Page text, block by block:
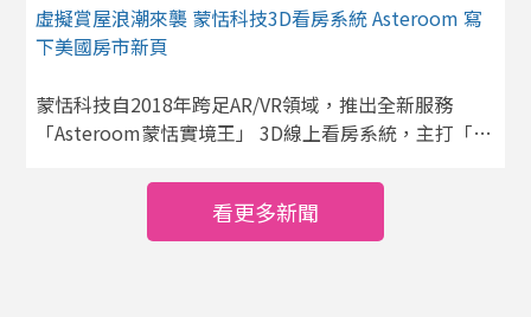
屋。現在更成功運用 A.I. 科技拓展至美國鑑價產業，正
式成為房地美認證的遠距鑑價服務商。美國房地產業者
和核貸金融機構為了加速房屋貸款的審核，美國聯邦住
房金融局 Federal Housing Finance Agency 在2022年
3月通過並允許【混合型鑑價 Hybrid Appraisal】，不
再侷限於傳統的現場鑑價方式，讓房地美 Freddie Mac
和房利美 Fannie Mae 和放貸業者可以選擇運用遠距科
技、鑑價師不須到場的方式進行房屋鑑價來加速鑑價和
虛擬賞屋浪潮來襲 蒙恬科技3D看房系統 Asteroom 寫
下美國房市新頁
蒙恬科技自2018年跨足AR/VR領域，推出全新服務
「Asteroom蒙恬實境王」 3D線上看房系統，主打「15
Pano…. 新冠疫情影響 線上賞屋需求激升 Asteroom廣
受好評 早在新冠肺炎疫情爆發前，美國前兩大房屋搜
尋網Zillow、Redfin便已允許刊登物件附帶3D實境導
看更多新聞